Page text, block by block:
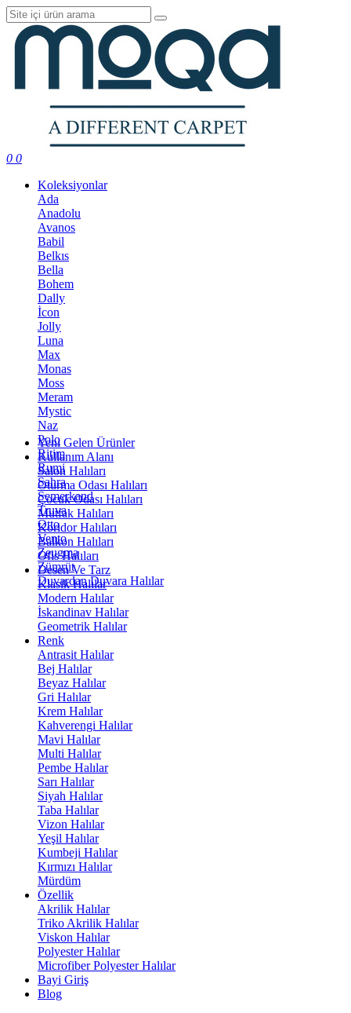
0 0
Koleksiyonlar
Ada
Anadolu
Avanos
Babil
Belkıs
Bella
Bohem
Dally
İcon
Jolly
Luna
Max
Monas
Moss
Meram
Mystic
Naz
Polo
Ritim
Rumi
Sahra
Semerkand
Truva
Otto
Vento
Zeugma
Zümrüt
Duvardan Duvara Halılar
Yeni Gelen Ürünler
Kullanım Alanı
Salon Halıları
Oturma Odası Halıları
Çocuk Odası Halıları
Mutfak Halıları
Koridor Halıları
Balkon Halıları
Ofis Halıları
Desen Ve Tarz
Klasik Halılar
Modern Halılar
İskandinav Halılar
Geometrik Halılar
Renk
Antrasit Halılar
Bej Halılar
Beyaz Halılar
Gri Halılar
Krem Halılar
Kahverengi Halılar
Mavi Halılar
Multi Halılar
Pembe Halılar
Sarı Halılar
Siyah Halılar
Taba Halılar
Vizon Halılar
Yeşil Halılar
Kumbeji Halılar
Kırmızı Halılar
Mürdüm
Özellik
Akrilik Halılar
Triko Akrilik Halılar
Viskon Halılar
Polyester Halılar
Microfiber Polyester Halılar
Bayi Giriş
Blog